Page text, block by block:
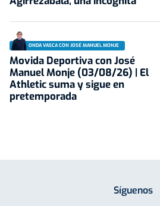
ONDA VASCA CON JOSÉ MANUEL MONJE
Movida Deportiva con José
Manuel Monje (03/08/26) | El
Athletic suma y sigue en
pretemporada
Síguenos